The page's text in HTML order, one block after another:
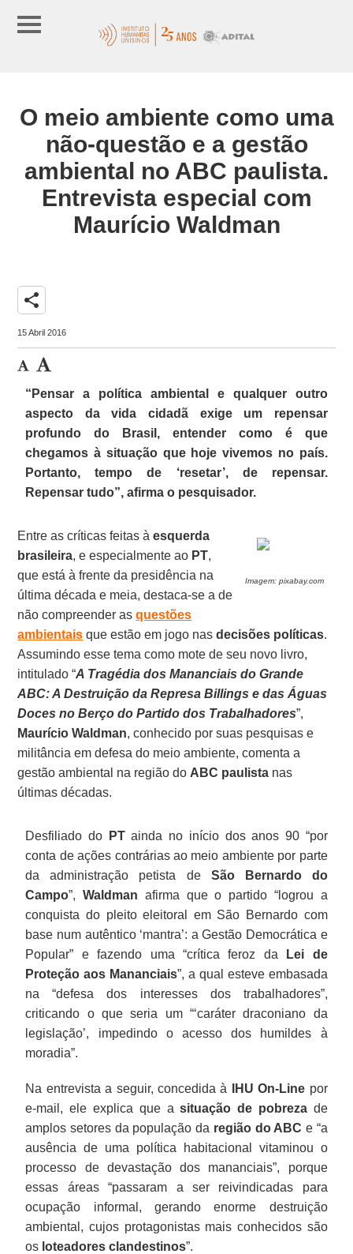
O meio ambiente como uma
não-questão e a gestão
ambiental no ABC paulista.
Entrevista especial com
Maurício Waldman
share
15 Abril 2016
“Pensar a política ambiental e qualquer outro
aspecto da vida cidadã exige um repensar
profundo do Brasil, entender como é que
chegamos à situação que hoje vivemos no país.
Portanto, tempo de ‘resetar’, de repensar.
Repensar tudo”, afirma o pesquisador.
Imagem: pixabay.com
Entre as críticas feitas àesquerda
brasileira, e especialmente ao PT,
que está à frente da presidência na
última década e meia, destaca-se a de
não compreender asquestões
ambientais que estão em jogo nasdecisões políticas.
Assumindo esse tema como mote de seu novo livro,
intitulado “A Tragédia dos Mananciais do Grande
ABC: A Destruição da Represa Billings e das Águas
Doces no Berço do Partido dos Trabalhadores”,
Maurício Waldman, conhecido por suas pesquisas e
militância em defesa do meio ambiente, comenta a
gestão ambiental na região do ABC paulista nas
últimas décadas.
Desfiliado do PTainda no início dos anos 90 “por
conta de ações contrárias ao meio ambiente por parte
da administração petista de São Bernardo do
Campo”,Waldman afirma que o partido “logrou a
conquista do pleito eleitoral em São Bernardo com
base num autêntico ‘mantra’: a Gestão Democrática e
Popular” e fazendo uma “crítica feroz da
Lei de
Proteção aos Mananciais”, a qual esteve embasada
na “defesa dos interesses dos trabalhadores”,
criticando o que seria um “‘caráter draconiano da
legislação’, impedindo o acesso dos humildes à
moradia”.
Na entrevista a seguir, concedida à IHU On-Line por
e-mail, ele explica que asituação de pobrezade
amplos setores da população da região do ABC e “a
ausência de uma política habitacional vitaminou o
processo de devastação dos mananciais”, porque
essas áreas “passaram a ser reivindicadas para
ocupação informal, gerando enorme destruição
ambiental, cujos protagonistas mais conhecidos são
os loteadores clandestinos”.